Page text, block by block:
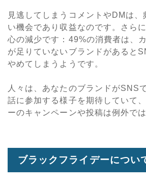
見逃してしまうコメントやDMは、
い機会であり収益なのです。さら
心の減少です：49%の消費者は、
が足りていないブランドがあると
やめてしまうようです。
人々は、あなたのブランドがSNS
話に参加する様子を期待していて
ーのキャンペーンや投稿は例外で
ブラックフライデーについ